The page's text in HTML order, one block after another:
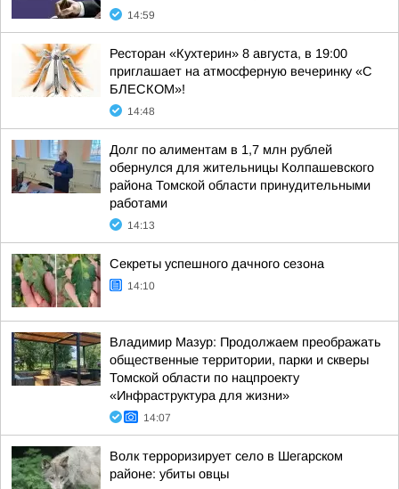
14:59
Ресторан «Кухтерин» 8 августа, в 19:00
приглашает на атмосферную вечеринку «С
БЛЕСКОМ»!
14:48
Долг по алиментам в 1,7 млн рублей
обернулся для жительницы Колпашевского
района Томской области принудительными
работами
14:13
Секреты успешного дачного сезона
14:10
Владимир Мазур: Продолжаем преображать
общественные территории, парки и скверы
Томской области по нацпроекту
«Инфраструктура для жизни»
14:07
Волк терроризирует село в Шегарском
районе: убиты овцы